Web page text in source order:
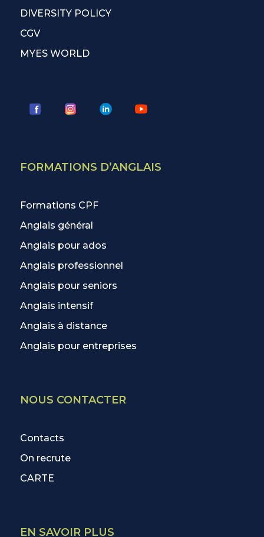
DIVERSITY POLICY
CGV
MYES WORLD
FORMATIONS D’ANGLAIS
Formations CPF
Anglais général
Anglais pour ados
Anglais professionnel
Anglais pour seniors
Anglais intensif
Anglais à distance
Anglais pour entreprises
NOUS CONTACTER
Contacts
On recrute
CARTE
EN SAVOIR PLUS